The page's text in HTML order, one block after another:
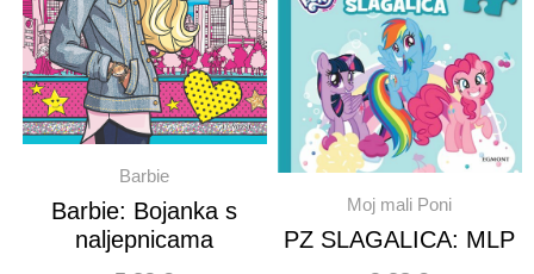
Barbie
Barbie: Bojanka s
naljepnicama
Moj mali Poni
PZ SLAGALICA: MLP